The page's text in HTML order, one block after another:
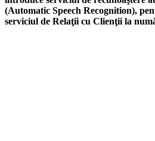
(Automatic Speech Recognition),
serviciul de Relaţii cu Clienţii la